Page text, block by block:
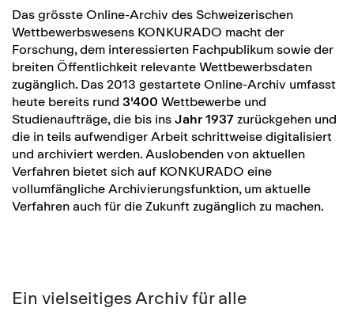
Das grösste Online-Archiv des Schweizerischen
Wettbewerbswesens KONKURADO macht der
Forschung, dem interessierten Fachpublikum sowie der
breiten Öffentlichkeit relevante Wettbewerbsdaten
zugänglich. Das 2013 gestartete Online-Archiv umfasst
heute bereits rund 3'400 Wettbewerbe und
Studienaufträge, die bis ins Jahr 1937 zurückgehen und
die in teils aufwendiger Arbeit schrittweise digitalisiert
und archiviert werden. Auslobenden von aktuellen
Verfahren bietet sich auf KONKURADO eine
vollumfängliche Archivierungsfunktion, um aktuelle
Verfahren auch für die Zukunft zugänglich zu machen.
Ein vielseitiges Archiv für alle